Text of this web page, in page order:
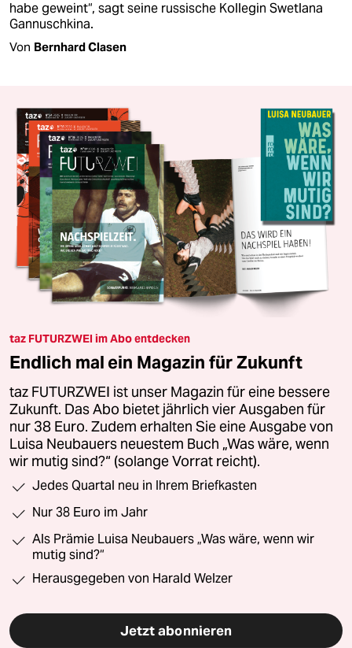
habe geweint“, sagt seine russische Kollegin Swetlana
Gannuschkina.
Von Bernhard Clasen
taz FUTURZWEI im Abo entdecken
Endlich mal ein Magazin für Zukunft
taz FUTURZWEI ist unser Magazin für eine bessere
Zukunft. Das Abo bietet jährlich vier Ausgaben für
nur 38 Euro. Zudem erhalten Sie eine Ausgabe von
Luisa Neubauers neuestem Buch „Was wäre, wenn
wir mutig sind?“ (solange Vorrat reicht).
Jedes Quartal neu in Ihrem Briefkasten
Nur 38 Euro im Jahr
Als Prämie Luisa Neubauers „Was wäre, wenn wir
mutig sind?“
Herausgegeben von Harald Welzer
Jetzt abonnieren